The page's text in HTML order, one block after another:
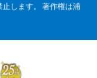
します。 著作権は浦